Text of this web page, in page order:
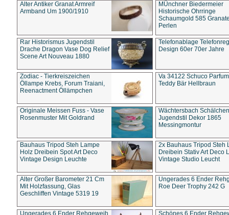
Alter Antiker Granat Armreif
Armband Um 1900/1910
MÜnchner Biedermeier
Historische Ohrringe
Schaumgold 585
Perlen
Rar Historismus Jugendstil
Drache Dragon Vase Dog Relief
Scene Art Nouveau 1880
Telefonablage
Design 60er 70er Jahre
Zodiac - Tierkreiszeichen
Öllampe Krebs, Forum Traiani,
Reenactment Öllämpchen
Va 34122 Schuco
Teddy Bär Hellbraun
Originale Meissen Fuss - Vase
Rosenmuster Mit Goldrand
Wächtersbach Schälchen
Jugendstil Dekor 1865
Messingmontur
Bauhaus Tripod Steh Lampe
Holz Dreibein Spot Art Deco
Vintage Design Leuchte
2x Bauhaus Tripod Steh
Dreibein Stativ Art Deco
Vintage Studio Leucht
Alter Großer Barometer 21 Cm
Mit Holzfassung, Glas
Geschliffen Vintage 5319 19
Ungerades 6 Ender
Roe Deer Trophy 242 G
Ungerades 6 Ender Rehgeweih
Schönes 6 Ender